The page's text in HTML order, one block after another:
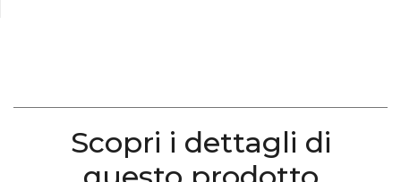
Scopri i dettagli di